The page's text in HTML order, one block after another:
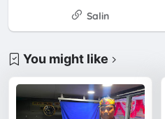
Salin
You might like